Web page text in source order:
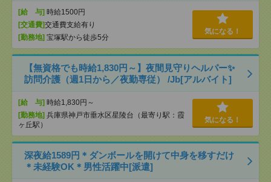
[給 与] 時給1500円
[交通費]交通費支給有り
[勤務地] 宝塚駅から徒歩5分
気になる！
【無資格でも時給1,830円～】夜間見守りヘルパー✨
訪問介護（週1日から／夜勤専従） /Jb[アルバイト]
[給 与] 時給1,830円～
[勤務地] 兵庫県神戸市垂水区星陵台（最寄り駅：霞
ヶ丘駅）
気になる！
深夜給1589円＊ダンボールを開けて中身を移すだけ
＊未経験OK＊男性活躍中[派遣]